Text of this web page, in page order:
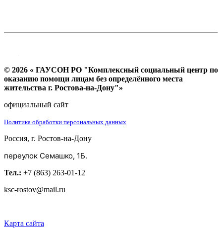
© 2026 « ГАУСОН РО "Комплексный социальный центр по
оказанию помощи лицам без определённого места
жительства г. Ростова-на-Дону"»
официальный сайт
Политика обработки персональных данных
Россия, г. Ростов-на-Дону
переулок Семашко, 1Б.
Тел.: +7 (863) 263-01-12
ksc-rostov@mail.ru
Карта сайта